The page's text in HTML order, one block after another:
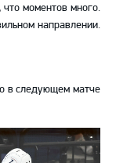
моментов много.
направлении.
в следующем матче